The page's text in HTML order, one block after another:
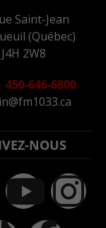
Saint-Jean
(Québec)
J4H 2W8
450-646-6800
NOUS